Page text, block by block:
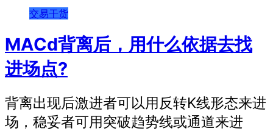
交易干货
MACd背离后，用什么依据去找
进场点?
背离出现后激进者可以用反转K线形态来进
场，稳妥者可用突破趋势线或通道来进